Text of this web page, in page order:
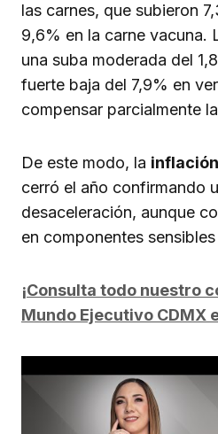
las carnes, que subieron
9,6% en la carne vacuna.
una suba moderada del
fuerte baja del 7,9% en
compensar parcialmente
De este modo, la
cerró el año confirmando
desaceleración, aunque
en componentes
¡Consulta todo nuestro
Mundo Ejecutivo CDMX